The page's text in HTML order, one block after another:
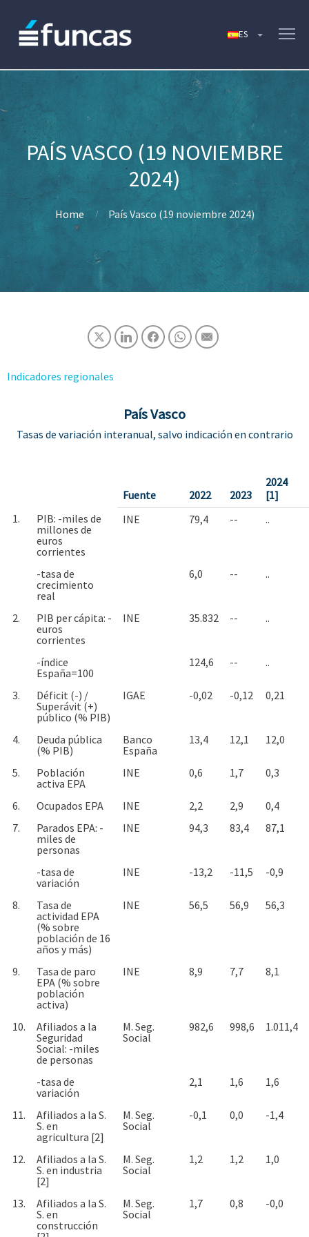
PAÍS VASCO (19 NOVIEMBRE
2024)
Home País Vasco (19 noviembre 2024)
Indicadores regionales
País Vasco
Tasas de variación interanual, salvo indicación en contrario
Fuente 2022 2023
2024
[1]
1.
PIB: -miles de
millones de
euros
corrientes
INE 79,4 -- ..
-tasa de
crecimiento
real
6,0 -- ..
2.
PIB per cápita: -
euros
corrientes
INE 35.832 -- ..
-índice
España=100
124,6 -- ..
3.
Déficit (-) /
Superávit (+)
público (% PIB)
IGAE -0,02 -0,12 0,21
4.
Deuda pública
(% PIB)
Banco
España
13,4 12,1 12,0
5.
Población
activa EPA
INE 0,6 1,7 0,3
6. Ocupados EPA INE 2,2 2,9
0,4
7.
Parados EPA: -
miles de
personas
INE 94,3 83,4 87,1
-tasa de
variación
INE -13,2 -11,5 -0,9
8.
Tasa de
actividad EPA
(% sobre
población de 16
años y más)
INE 56,5 56,9 56,3
9.
Tasa de paro
EPA (% sobre
población
activa)
INE 8,9 7,7 8,1
10.
Afiliados a la
Seguridad
Social: -miles
de personas
M. Seg.
Social
982,6 998,6 1.011,4
-tasa de
variación
2,1 1,6 1,6
11.
Afiliados a la S.
S. en
agricultura [2]
M. Seg.
Social
-0,1 0,0 -1,4
12.
Afiliados a la S.
S. en industria
[2]
M. Seg.
Social
1,2 1,2 1,0
13.
Afiliados a la S.
S. en
construcción
M. Seg.
Social
1,7 0,8 -0,0